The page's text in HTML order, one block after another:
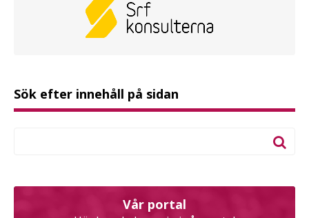
Sök efter innehåll på sidan
Vår portal